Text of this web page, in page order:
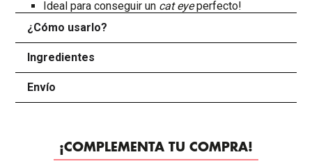
Ideal para conseguir un cat eyeperfecto!
¿Cómo usarlo?
Ingredientes
Envío
¡COMPLEMENTA TU COMPRA!